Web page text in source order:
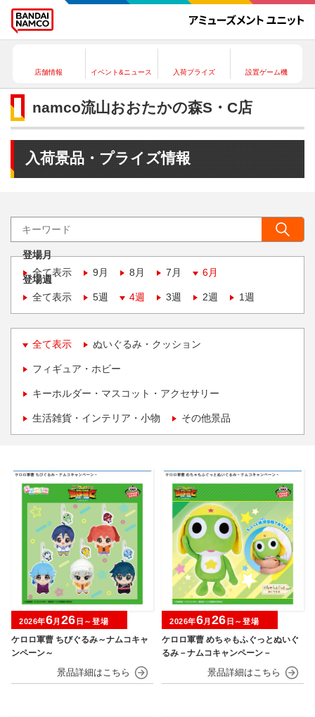
店舗情報 イベント&ニュース 入荷プライズ 設置ゲーム機
namco流山おおたかの森S・C店
入荷景品・プライズ情報
登場月
全て表示
9月 8月 7月 6月
登場週
全て表示
5週 4週 3週 2週 1週
全て表示 ぬいぐるみ・クッション
フィギュア・ホビー
キーホルダー・マスコット・アクセサリー
生活雑貨・インテリア・小物 その他景品
ケロロ軍曹 ちびぐるみ～ナムコキャ
ンペーン～
2026年6月 26 日～登場
ケロロ軍曹 めちゃもふぐっとぬいぐ
るみ－ナムコキャンペーン－
2026年6月 26 日～登場